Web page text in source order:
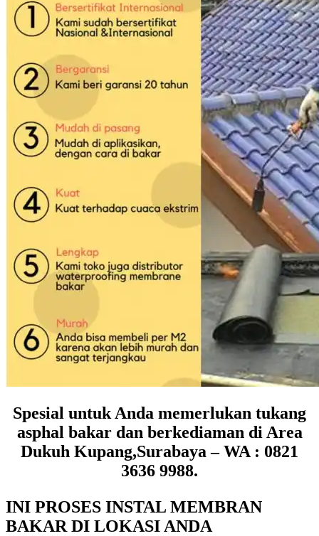
Spesial untuk Anda memerlukan tukang
asphal bakar dan berkediaman di Area
Dukuh Kupang,Surabaya – WA : 0821
3636 9988.
INI PROSES INSTAL MEMBRAN
BAKAR DI LOKASI ANDA